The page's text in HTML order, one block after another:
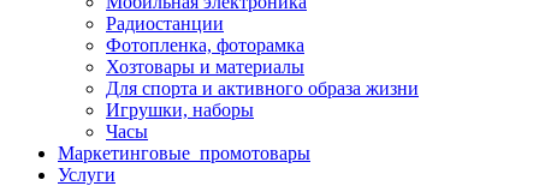
Радиостанции
Фотопленка, фоторамка
Хозтовары и материалы
Для спорта и активного образа жизни
Игрушки, наборы
Часы
Маркетинговые_промотовары
Услуги